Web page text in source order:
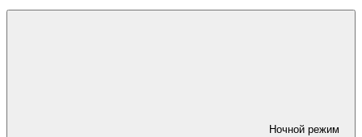
Ночной режим